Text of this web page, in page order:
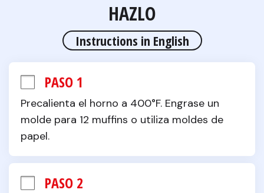
HAZLO
Instructions in English
PASO 1
Precalienta el horno a 400°F. Engrase un
molde para 12 muffins o utiliza moldes de
papel.
PASO 2